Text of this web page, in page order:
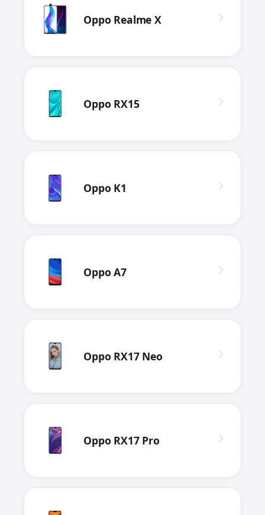
Oppo Realme X
Oppo RX15
Oppo K1
Oppo A7
Oppo RX17 Neo
Oppo RX17 Pro